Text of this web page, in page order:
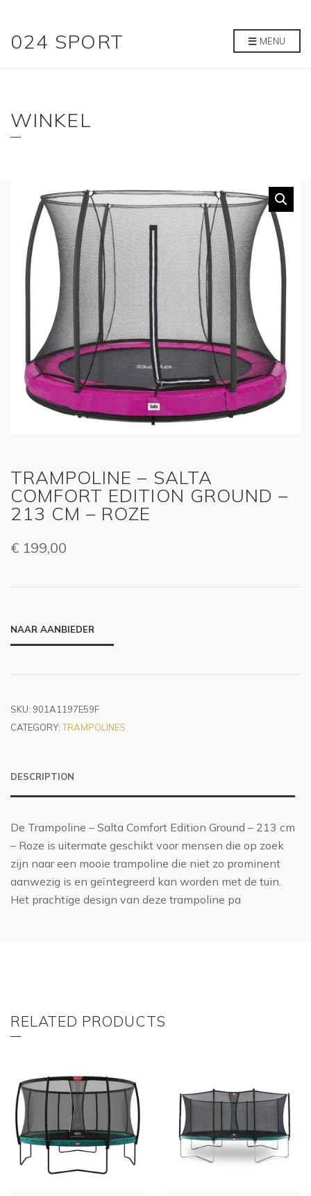
024 SPORT MENU
WINKEL
TRAMPOLINE – SALTA
COMFORT EDITION GROUND –
213 CM – ROZE
€ 199,00
NAAR AANBIEDER
SKU: 901A1197E59F
CATEGORY:TRAMPOLINES
DESCRIPTION
De Trampoline – Salta Comfort Edition Ground – 213 cm
– Roze is uitermate geschikt voor mensen die op zoek
zijn naar een mooie trampoline die niet zo prominent
aanwezig is en geïntegreerd kan worden met de tuin.
Het prachtige design van deze trampoline pa
RELATED PRODUCTS